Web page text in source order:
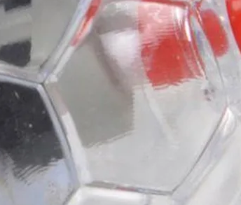
Informations légales marketplace